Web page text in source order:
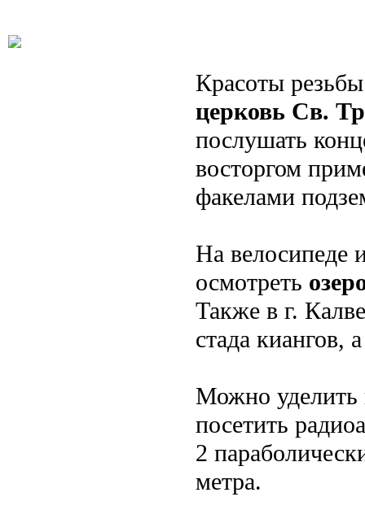
Красоты
церковь Св.
послушать
восторгом
факелами
На велосипеде
осмотреть
Также в г.
стада
Можно уделить
посетить
2
метра.